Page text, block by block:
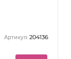
Артикул: 204136